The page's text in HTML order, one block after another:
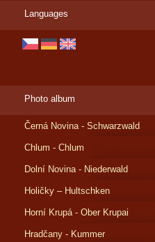
Languages
Photo album
Černá Novina - Schwarzwald
Chlum - Chlum
Dolní Novina - Niederwald
Holičky – Hultschken
Horní Krupá - Ober Krupai
Hradčany - Kummer